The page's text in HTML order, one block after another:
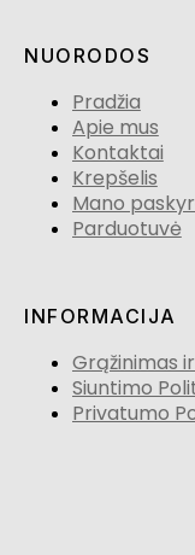
NUORODOS
Pradžia
Apie mus
Kontaktai
Krepšelis
Mano
Parduotuvė
INFORMACIJA
Grąžinimas
Siuntimo
Privatumo